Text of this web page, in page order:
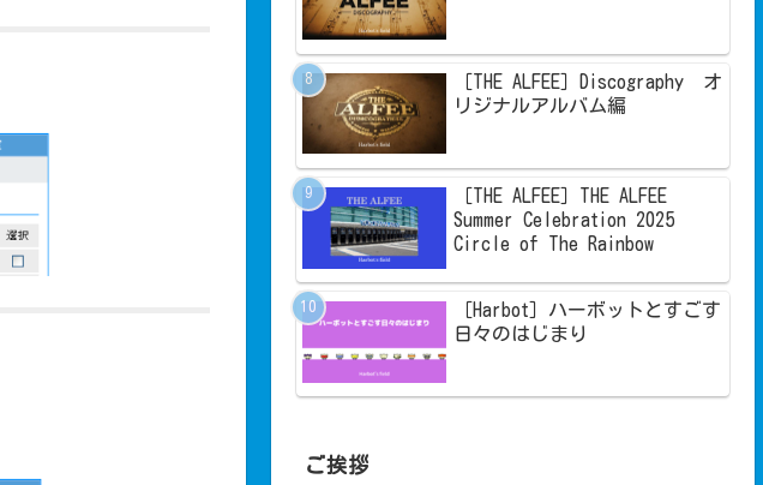
［THE ALFEE］Discography オ
リジナルアルバム編
［THE ALFEE］THE ALFEE
Summer Celebration 2025
Circle of The Rainbow
［Harbot］ハーボットとすごす
日々のはじまり
ご挨拶